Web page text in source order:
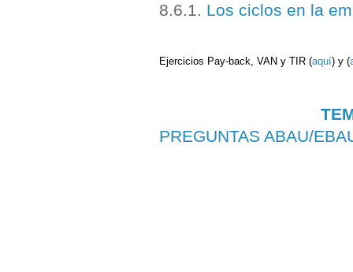
8.6.1. Los ciclos en la
Ejercicios Pay-back, VAN y TIR (aquí) y (
PREGUNTAS ABAU/